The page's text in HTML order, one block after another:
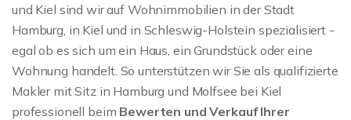
und Kiel sind wir auf Wohnimmobilien in der Stadt
Hamburg, in Kiel und in Schleswig-Holstein spezialisiert -
egal ob es sich um ein Haus, ein Grundstück oder eine
Wohnung handelt. So unterstützen wir Sie als qualifizierte
Makler mit Sitz in Hamburg und Molfsee bei Kiel
professionell beim Bewerten und Verkauf Ihrer